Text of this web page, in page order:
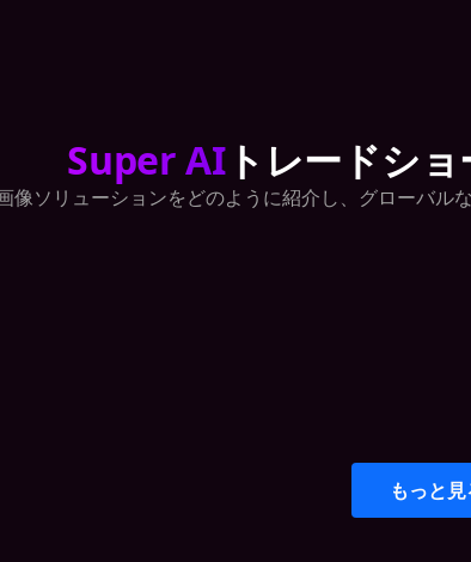
Super AIトレードシ
像ソリューションをどのように紹介し、グローバル
もっと見